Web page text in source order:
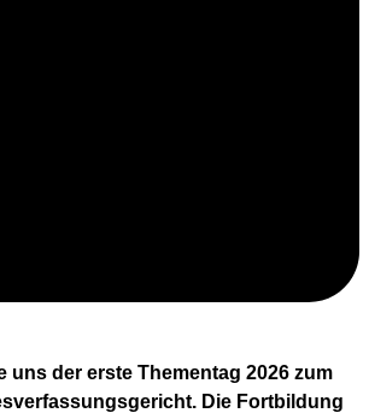
uns der erste Thementag 2026 zum
Die Fortbildung